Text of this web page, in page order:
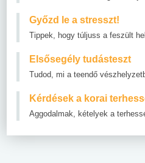
Győzd le a stresszt!
Tippek, hogy túljuss a feszült
Elsősegély tudásteszt
Tudod, mi a teendő
Kérdések a korai
Aggodalmak, kételyek a